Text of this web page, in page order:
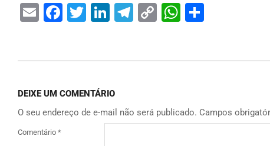
EmailFacebook
Twitter
LinkedIn
Telegram
CopyWhatsApp
DEIXE UM COMENTÁRIO
O seu endereço de e-mail não será publicado. Campos
Comentário *